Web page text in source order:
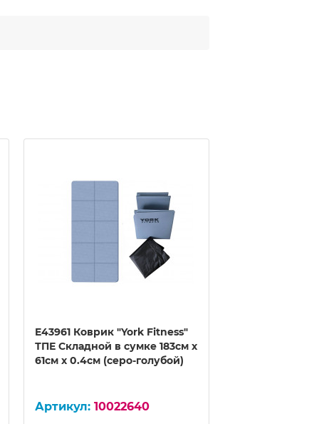
E43961 Коврик "York Fitness"
ТПЕ Складной в сумке 183см x
61см x 0.4см (серо-голубой)
10022640